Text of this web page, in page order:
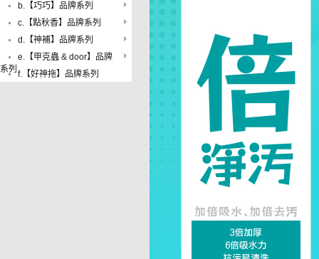
b.【巧巧】品牌系列
c.【點秋香】品牌系列
d.【神補】品牌系列
e.【甲克蟲 & door】品牌
系列 f.【好神拖】品牌系列